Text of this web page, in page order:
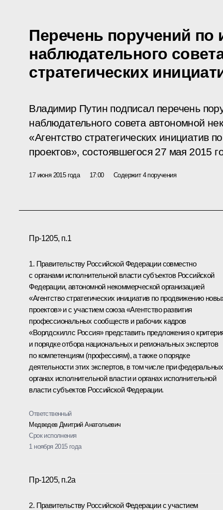
Перечень поручений по
наблюдательного
стратегических
Владимир Путин подписал перечень
наблюдательного совета автономной
«Агентство стратегических инициатив
проектов», состоявшегося 27 мая 2015
17 июня 2015 года 17:00 Содержит 4 поручения
Пр-1205, п.1
1. Правительству Российской Федерации совместно
с органами исполнительной власти субъектов Российской
Федерации, автономной некоммерческой организацией
«Агентство стратегических инициатив по продвижению
проектов» и с участием союза «Агентство развития
профессиональных сообществ и рабочих кадров
«Ворлдскиллс Россия» представить предложения о
и порядке отбора национальных и региональных экспертов
по компетенциям (профессиям), а также о порядке
деятельности этих экспертов, в том числе при федеральных
органах исполнительной власти и органах исполнительной
власти субъектов Российской Федерации.
Ответственный
Медведев Дмитрий Анатольевич
Срок исполнения
1 ноября 2015 года
Пр-1205, п.2а
2. Правительству Российской Федерации с участием